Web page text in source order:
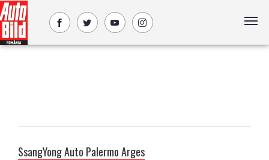
SsangYong Auto Palermo Arges